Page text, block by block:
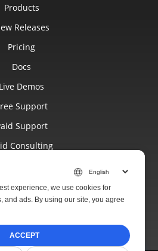
Products
Releases
Pricing
Docs
Live Demos
Support
Support
Consulting
Websites
About
experience, we use cookies for
and ads. By using our site, you agree
ACCEPT